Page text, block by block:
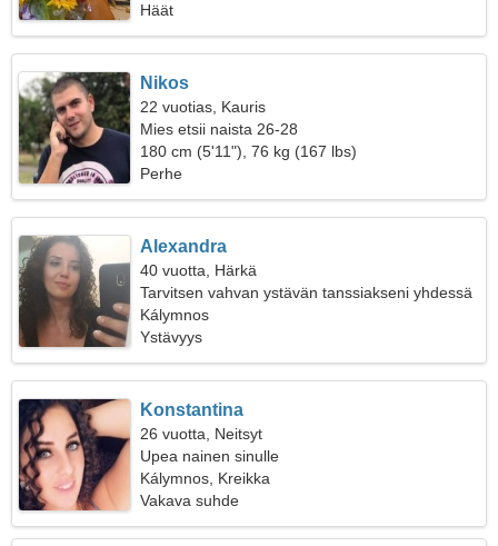
Häät
Nikos
22 vuotias, Kauris
Mies etsii naista 26-28
180 cm (5'11"), 76 kg (167 lbs)
Perhe
Alexandra
40 vuotta, Härkä
Tarvitsen vahvan ystävän tanssiakseni yhdessä
Kálymnos
Ystävyys
Konstantina
26 vuotta, Neitsyt
Upea nainen sinulle
Kálymnos, Kreikka
Vakava suhde